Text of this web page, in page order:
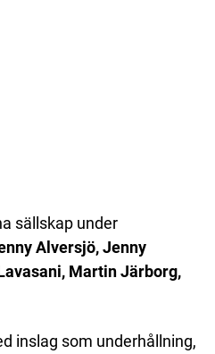
sällskap under
Alversjö, Jenny
Martin Järborg,
inslag som underhållning,